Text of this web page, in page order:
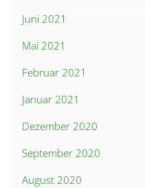
Juni 2021
Mai 2021
Februar 2021
Januar 2021
Dezember 2020
September 2020
August 2020